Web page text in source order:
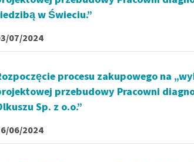
w Świeciu.”
07/2024
procesu zakupowego na
przebudowy Pracowni
Sp. z o.o.”
06/2024